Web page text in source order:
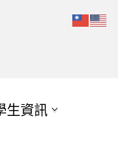
生資訊